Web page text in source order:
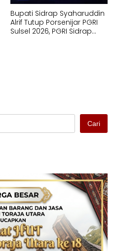
Bupati Sidrap Syaharuddin
Alrif Tutup Porsenijar PGRI
Sulsel 2026, PGRI Sidrap
Cari